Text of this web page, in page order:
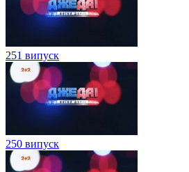
251 випуск
250 випуск